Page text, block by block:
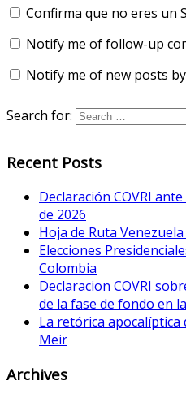
Confirma que no eres un
Notify me of follow-up
Notify me of new posts
Search for:
Recent Posts
Declaración COVRI
de 2026
Hoja de Ruta Venezuela
Elecciones
Colombia
Declaracion COVRI
de la fase de fondo en la
La retórica
Meir
Archives